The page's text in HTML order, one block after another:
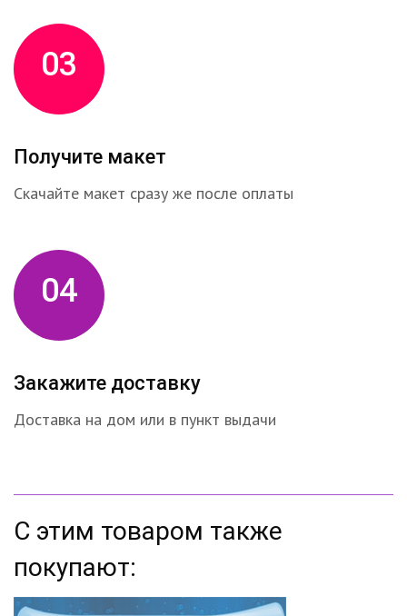
03
Получите макет
Скачайте макет сразу же после оплаты
04
Закажите доставку
Доставка на дом или в пункт выдачи
С этим товаром также
покупают: